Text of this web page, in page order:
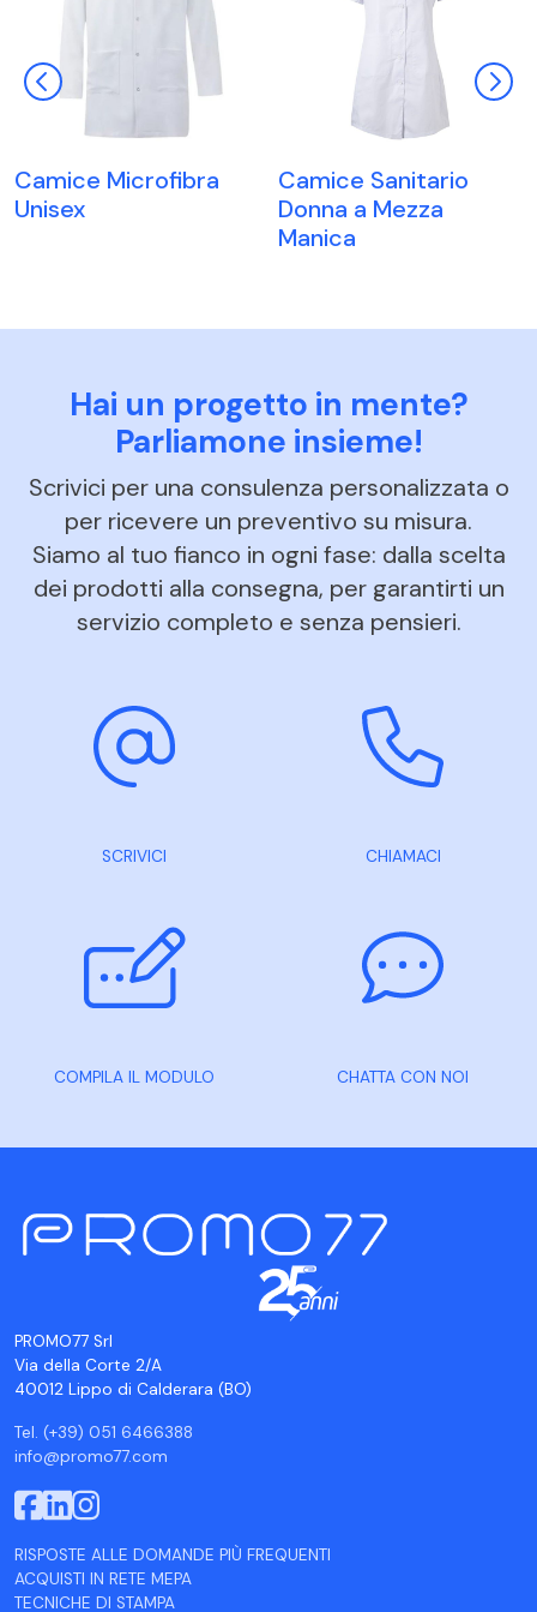
Camice Microfibra
Unisex
Camice Sanitario
Donna a Mezza
Manica
Hai un progetto in mente?
Parliamone insieme!
Scrivici per una consulenza personalizzata o
per ricevere un preventivo su misura.
Siamo al tuo fianco in ogni fase: dalla scelta
dei prodotti alla consegna, per garantirti un
servizio completo e senza pensieri.
SCRIVICI CHIAMACI
COMPILA IL MODULO CHATTA CON NOI
PROMO77 Srl
Via della Corte 2/A
40012 Lippo di Calderara (BO)
Tel. (+39) 051 6466388
info@promo77.com
RISPOSTE ALLE DOMANDE PIÙ FREQUENTI
ACQUISTI IN RETE MEPA
TECNICHE DI STAMPA